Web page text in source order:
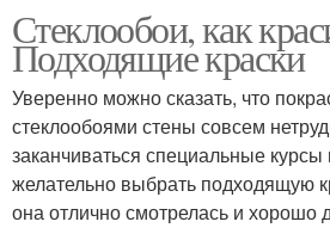
Стеклообои, как
Подходящие краски
Уверенно можно сказать, что
стеклообоями стены совсем
заканчиваться специальные
желательно выбрать подходящую
она отлично смотрелась и хорошо